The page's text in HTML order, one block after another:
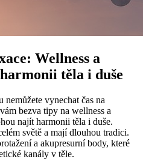
Wellness a
těla i duše
vynechat čas na
bezva tipy na wellness a
najít harmonii těla i duše.
světě a mají dlouhou tradici.
a akupresurní body, které
kanály v těle.